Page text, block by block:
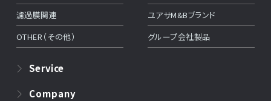
濾過膜関連
ユアサM&Bブランド
OTHER（その他）
グループ会社製品
Service
Company